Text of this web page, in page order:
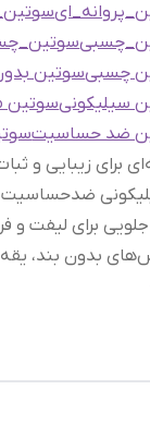
چسبیسوتین
سیلیکونیسوتین
ضد حساسیت
برای زیبایی و
ضدحساسیت
جلویی برای لیفت و
بدون بند،
و چندبار مصرف